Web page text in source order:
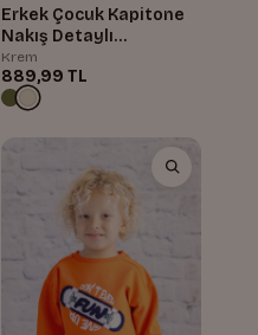
Erkek Çocuk Kapitone
Nakış Detaylı
Sweatshirt
Krem
889,99 TL